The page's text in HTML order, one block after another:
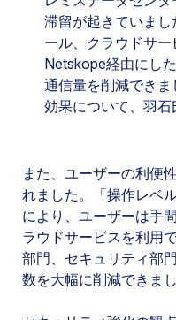
滞留が起きていま
ール、クラウドサー
Netskope経由にし
通信量を削減でき
効果について、羽石
また、ユーザーの利便
れました。「操作レベ
により、ユーザーは手
ラウドサービスを利用
部門、セキュリティ部
数を大幅に削減できま